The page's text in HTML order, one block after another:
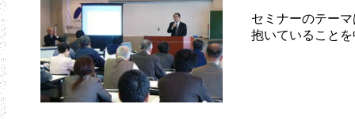
セミナーのテーマ
抱いていることを